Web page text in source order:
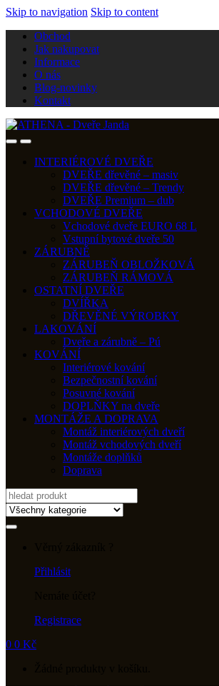
Skip to navigation Skip to content
Obchod
Jak nakupovat
Informace
O nás
Blog-novinky
Kontakt
INTERIÉROVÉ DVEŘE
DVEŘE dřevěné – masiv
DVEŘE dřevěné – Trendy
DVEŘE Premium – dub
VCHODOVÉ DVEŘE
Vchodové dveře EURO 68 L
Vstupní bytové dveře 50
ZÁRUBNĚ
ZÁRUBEŇ OBLOŽKOVÁ
ZÁRUBEŇ RÁMOVÁ
OSTATNÍ DVEŘE
DVÍŘKA
DŘEVĚNÉ VÝROBKY
LAKOVÁNÍ
Dveře a zárubně – Pú
KOVÁNÍ
Interiérové kování
Bezpečnostní kování
Posuvné kování
DOPLŇKY na dveře
MONTÁŽE A DOPRAVA
Montáž interiérových dveří
Montáž vchodových dveří
Montáže doplňků
Doprava
Search
for:
Přihlásit
Registrace
0 0 Kč